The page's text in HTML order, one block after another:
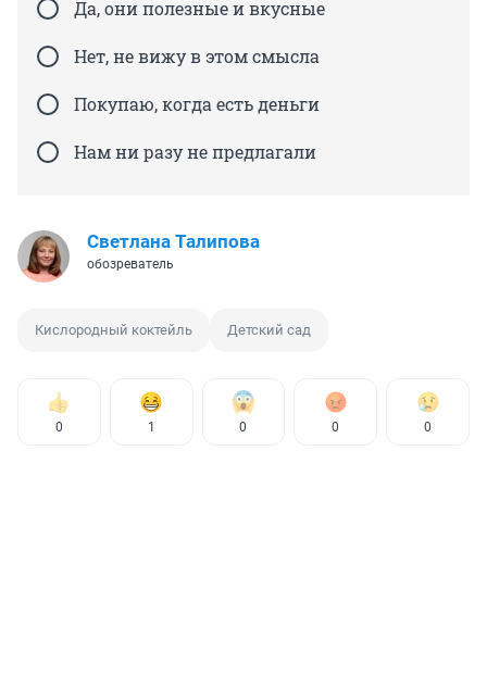
Да, они полезные и вкусные
Нет, не вижу в этом смысла
Покупаю, когда есть деньги
Нам ни разу не предлагали
Светлана Талипова
обозреватель
Кислородный коктейль Детский сад
0 1 0 0 0